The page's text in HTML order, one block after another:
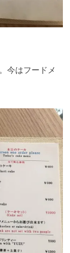
今はフードメ